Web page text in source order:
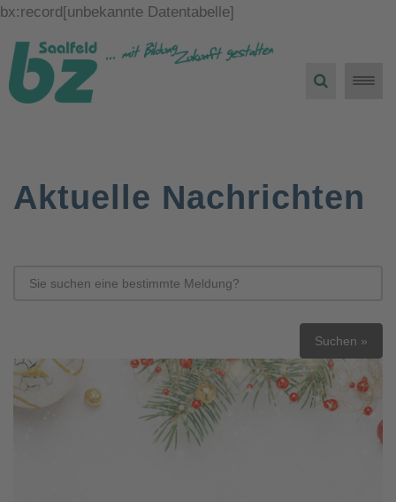
bx:record[unbekannte Datentabelle]
Toggle
Aktuelle Nachrichten
Suchen »